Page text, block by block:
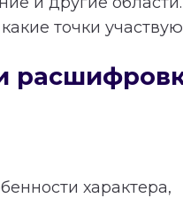
точки
характера,